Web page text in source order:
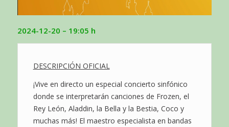
2024-12-20 – 19:05 h
DESCRIPCIÓN OFICIAL
¡Vive en directo un especial concierto sinfónico
donde se interpretarán canciones de Frozen, el
Rey León, Aladdin, la Bella y la Bestia, Coco y
muchas más! El maestro especialista en bandas